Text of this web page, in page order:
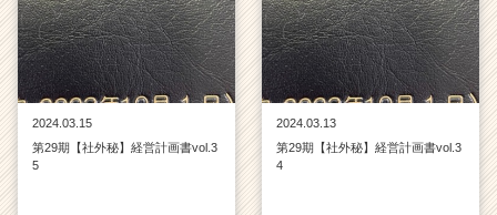
イ
ト
チ
ア
キ
リ
2024.03.15
第29期【社外秘】経営計画書vol.3
5
2024.03.13
第29期【社外秘】経営計画書vol.3
4